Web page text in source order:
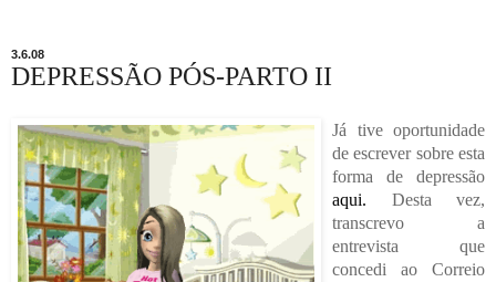
3.6.08
DEPRESSÃO PÓS-PARTO II
Já tive oportunidade
de escrever sobre esta
forma de depressão
aqui. Desta vez,
transcrevo a
entrevista que
concedi ao Correio